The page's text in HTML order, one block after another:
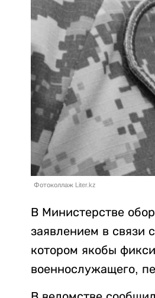
Фотоколлаж Liter.kz
В Министерстве
заявлением в связи
котором якобы
военнослужащего,